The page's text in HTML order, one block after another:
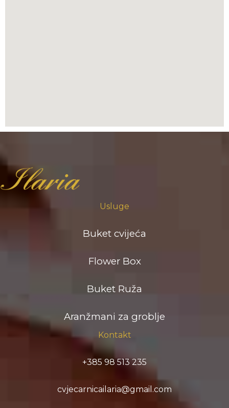
Usluge
Buket cvijeća
Flower Box
Buket Ruža
Aranžmani za groblje
Kontakt
+385 98 513 235
cvjecarnicailaria@gmail.com